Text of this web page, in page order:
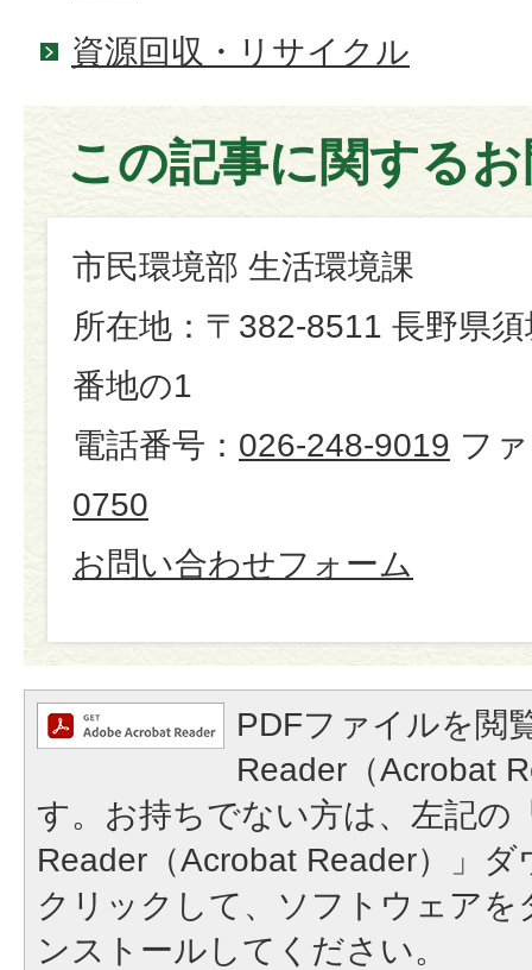
資源回収・リサイクル
この記事に関する
市民環境部 生活環境課
所在地：〒382-8511 長野県
番地の1
電話番号： 026-248-9019 フ
0750
お問い合わせフォーム
PDFファイルを閲
Reader（Acrobat
す。お持ちでない方は、左記の
Reader（Acrobat Reader）」
クリックして、ソフトウェア
ンストールしてください。